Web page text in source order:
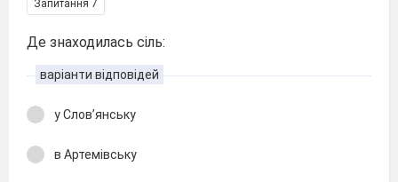
Запитання 7
Де знаходилась сіль:
варіанти відповідей
у Слов’янську
в Артемівську